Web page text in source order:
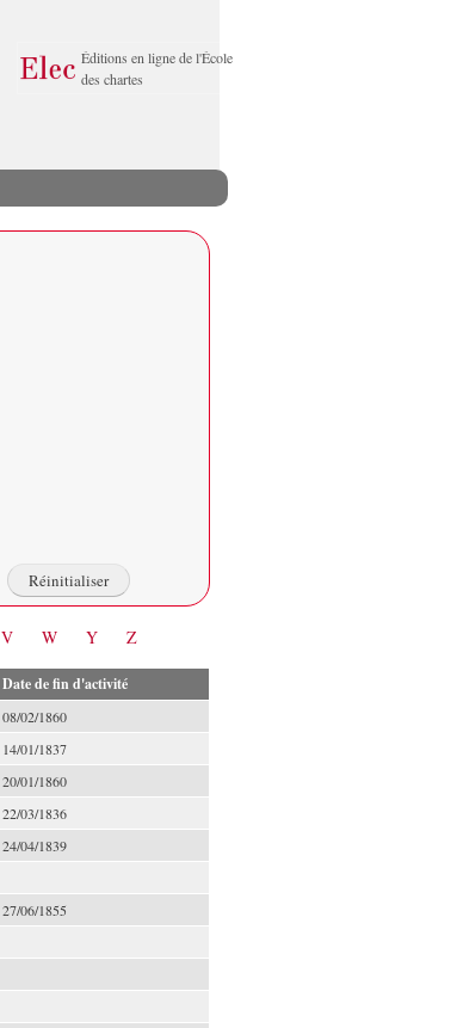
Éditions en ligne de l'École
des chartes
V W Y Z
Date de fin d'activité
08/02/1860
14/01/1837
20/01/1860
22/03/1836
24/04/1839
27/06/1855